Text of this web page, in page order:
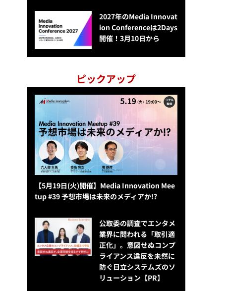
2027年のMedia Innovat
ion Conferenceは2Days
開催！3月10日から
ピックアップ
【5月19日(火)開催】Media Innovation Mee
tup #39 予想市場は未来のメディアか!?
公​​取委の調査でエンタメ
業界に問われる「取引適
正化」。意図せぬコンプ
ライアンス違反を未然に
防ぐ日立システムズのソ
リューション​【PR】